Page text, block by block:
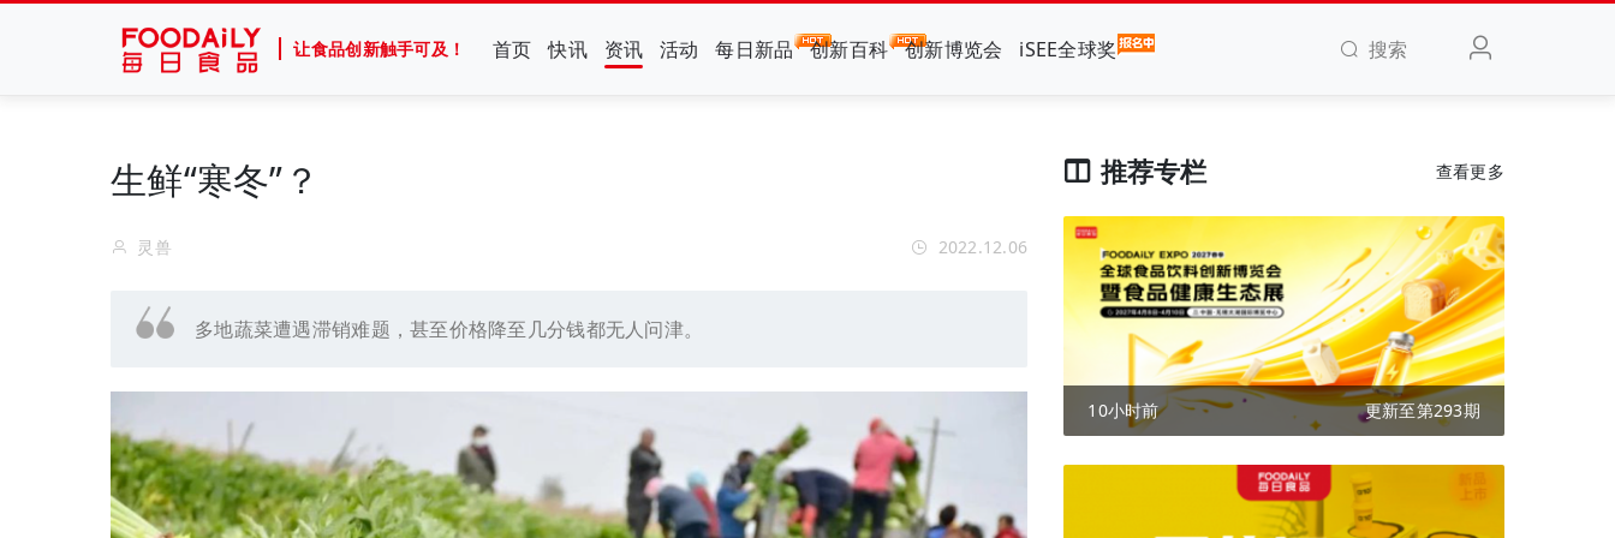
让食品创新触手可及！ 首页 快讯 资讯 活动 每日新品 创新百科 创新博览会 iSEE全球奖 搜索
生鲜“寒冬”？
灵兽 2022.12.06
多地蔬菜遭遇滞销难题，甚至价格降至几分钱都无人问津。
推荐专栏 查看更多
10小时前 更新至第293期